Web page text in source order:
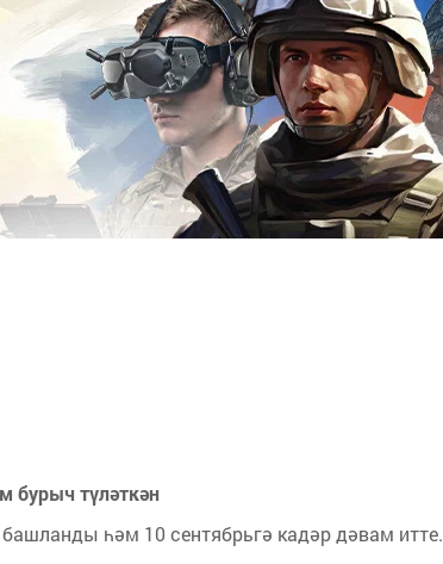
бурыч түләткән
һәм 10 сентябрьгә кадәр дәвам итте.